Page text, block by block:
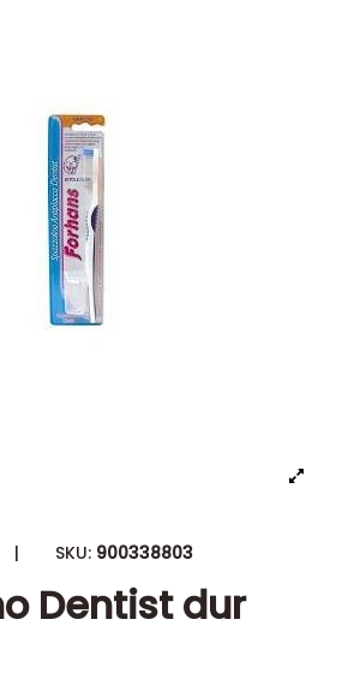
| SKU: 900338803
Dentist dur